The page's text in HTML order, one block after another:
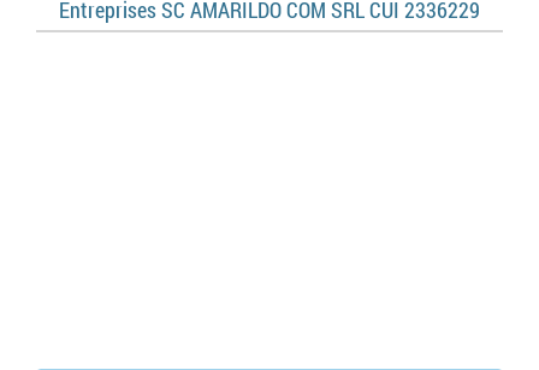
Entreprises SC AMARILDO COM SRL CUI 2336229